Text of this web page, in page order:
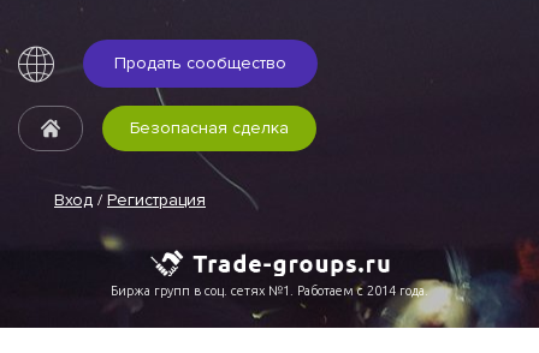
Продать сообщество
Вход / Регистрация
Безопасная сделка
Биржа групп в соц. сетях №1. Работаем с 2014 года.